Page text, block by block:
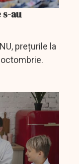
au
prețurile la